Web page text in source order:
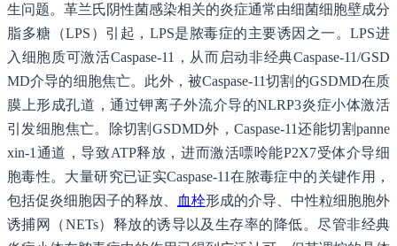
生问题。革兰氏阴性菌感染相关的炎症通常由细菌细胞壁成分
脂多糖（LPS）引起，LPS是脓毒症的主要诱因之一。LPS进
入细胞质可激活Caspase-11，从而启动非经典Caspase-11/GSD
MD介导的细胞焦亡。此外，被Caspase-11切割的GSDMD在质
膜上形成孔道，通过钾离子外流介导的NLRP3炎症小体激活
引发细胞焦亡。除切割GSDMD外，Caspase-11还能切割panne
xin-1通道，导致ATP释放，进而激活嘌呤能P2X7受体介导细
胞毒性。大量研究已证实Caspase-11在脓毒症中的关键作用，
包括促炎细胞因子的释放、
血栓形成的介导、中性粒细胞胞外
诱捕网（NETs）释放的诱导以及生存率的降低。尽管非经典